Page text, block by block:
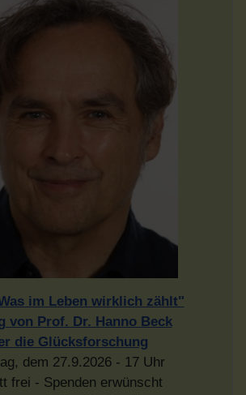
im Leben wirklich zählt"
von Prof. Dr. Hanno Beck
die Glücksforschung
dem 27.9.2026 - 17 Uhr
frei - Spenden erwünscht